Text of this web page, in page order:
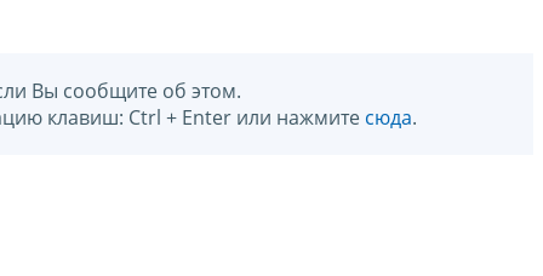
Вы сообщите об этом.
клавиш: Ctrl + Enter или нажмите сюда.